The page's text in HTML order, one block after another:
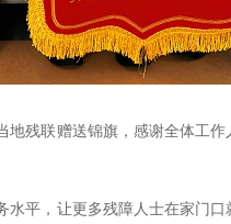
残联赠送锦旗，感谢全体工
平，让更多残障人士在家门